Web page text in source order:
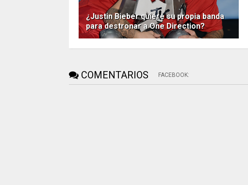
¿Justin Bieber quiere su propia banda
para destronar a One Direction?
COMENTARIOS FACEBOOK: